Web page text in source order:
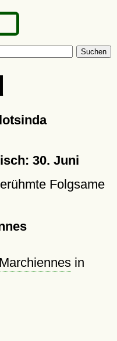
Suchen
30. Juni
Folgsame
Marchiennesin